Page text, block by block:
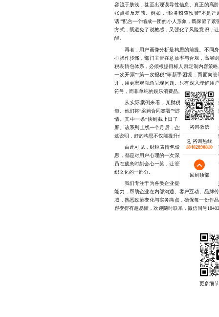
容流于肤浅，甚至出现误导性信息。真正的高
张点和反差感。例如，“税务稽查预警”本是
话’”配合一个缩成一团的小人形象，既保留了
方式，既避免了说教感，又强化了风险意识，
醒。
再者，用户画像分析是构思的前提。不同身
心操作步骤，部门主管在意效率与合规，高层
税表情包体系，必须根据目标人群定制内容策
一次开票”“第一次报税”等新手困境；而面向
开，用更宏观视角呈现问题。只有深入理解用
符号，而非单纯的娱乐消费品。
从实际案例来看，某财税表情包设计公司
包。他们将“采购合同签署”“进项税抵扣”“季度
情。其中一条“快到截止日了，但我还没开始
屏。该系列上线一个月后，企业内部税务申报
这说明，好的构思不仅能提升传播力，更能直接
由此可见，财税表情包设计公司不能只做“
思，都是对用户心理的一次深入对话，是对复
员在疲惫时刻会心一笑，让管理者在关键时刻
织文化的一部分。
我们专注于为各类企业提供
定制化的财税
能力，帮助企业在内部沟通、客户互动、品牌
域，熟悉政策变化与实务痛点，确保每一份作
容变得有趣易懂，欢迎随时联系，微信同号
咨询热线
18402890810
回到顶部